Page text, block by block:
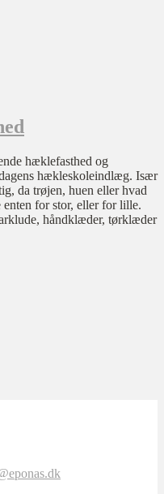
hæklefasthed og
hækleskoleindlæg. Især
da trøjen, huen eller hvad
for stor, eller for lille.
håndklæder, tørklæder